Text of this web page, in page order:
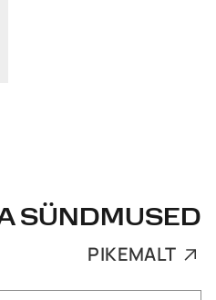
SÜNDMUSED
PIKEMALT